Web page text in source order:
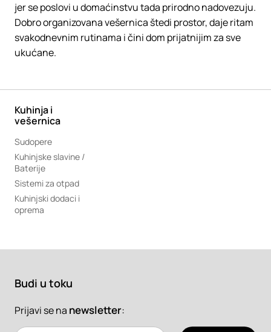
jer se poslovi u domaćinstvu tada prirodno nadovezuju.
Dobro organizovana vešernica štedi prostor, daje ritam
svakodnevnim rutinama i čini dom prijatnijim za sve
ukućane.
Kuhinja i
vešernica
Sudopere
Kuhinjske slavine /
Baterije
Sistemi za otpad
Kuhinjski dodaci i
oprema
Budi u toku
Prijavi se na newsletter: